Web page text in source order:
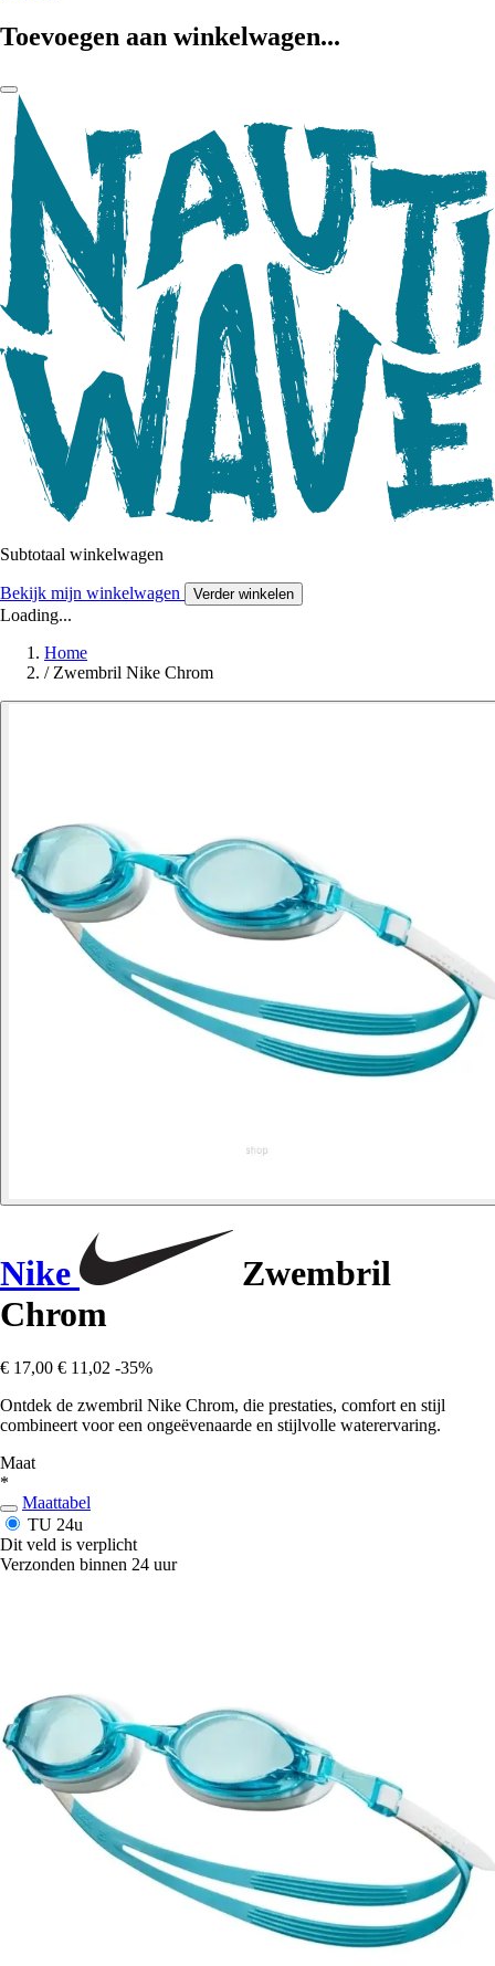
Toevoegen aan winkelwagen...
Subtotaal winkelwagen
Bekijk mijn winkelwagen Verder winkelen
Loading...
Home
/ Zwembril Nike Chrom
Nike
Zwembril
Chrom
€ 17,00 € 11,02 -35%
Ontdek de zwembril Nike Chrom, die prestaties, comfort en stijl
combineert voor een ongeëvenaarde en stijlvolle waterervaring.
Maat
*
Maattabel
TU 24u
Dit veld is verplicht
Verzonden binnen 24 uur